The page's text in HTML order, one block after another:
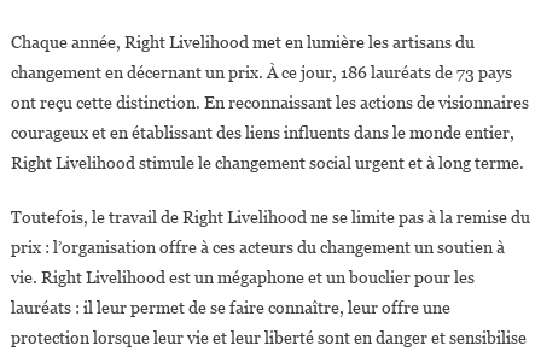
Chaque année, Right Livelihood met en lumière les artisans du
changement en décernant un prix. À ce jour, 186 lauréats de 73 pays
ont reçu cette distinction. En reconnaissant les actions de visionnaires
courageux et en établissant des liens influents dans le monde entier,
Right Livelihood stimule le changement social urgent et à long terme.
Toutefois, le travail de Right Livelihood ne se limite pas à la remise du
prix : l’organisation offre à ces acteurs du changement un soutien à
vie. Right Livelihood est un mégaphone et un bouclier pour les
lauréats : il leur permet de se faire connaître, leur offre une
protection lorsque leur vie et leur liberté sont en danger et sensibilise